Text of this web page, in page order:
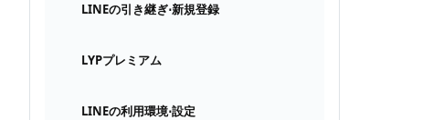
LINEの引き継ぎ⋅新規登録
LYPプレミアム
LINEの利用環境⋅設定